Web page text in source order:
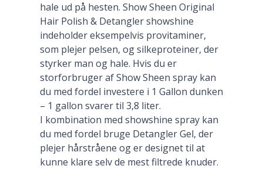
hale ud på hesten. Show Sheen Original
Hair Polish & Detangler showshine
indeholder eksempelvis provitaminer,
som plejer pelsen, og silkeproteiner, der
styrker man og hale. Hvis du er
storforbruger af Show Sheen spray kan
du med fordel investere i 1 Gallon dunken
– 1 gallon svarer til 3,8 liter.
I kombination med showshine spray kan
du med fordel bruge Detangler Gel, der
plejer hårstråene og er designet til at
kunne klare selv de mest filtrede knuder.